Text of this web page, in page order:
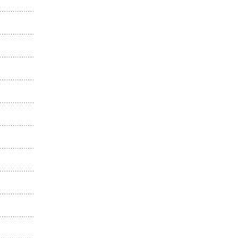
груза HUCK (2 тонны)